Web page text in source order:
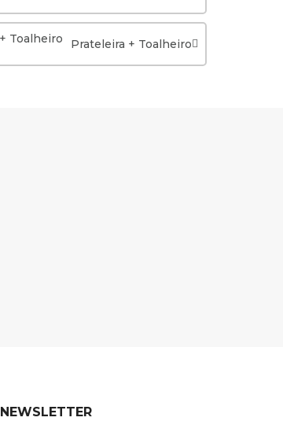
Prateleira + Toalheiro
NEWSLETTER